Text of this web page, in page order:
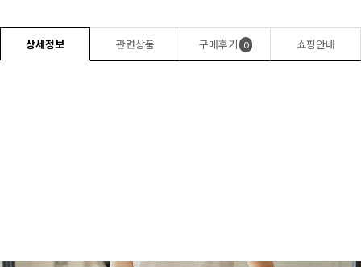
상세정보 관련상품 구매후기 0 쇼핑안내